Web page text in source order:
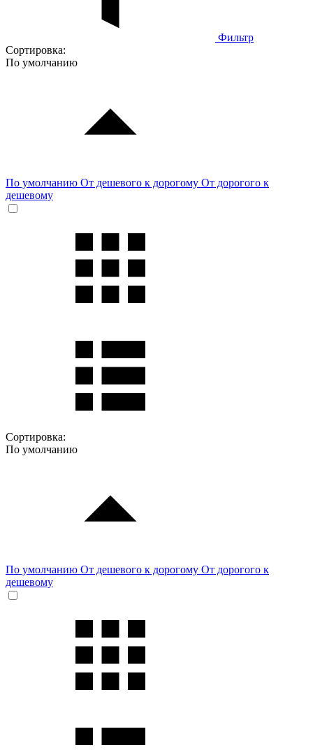
Фильтр
Сортировка:
По умолчанию
По умолчанию От дешевого к дорогому От дорогого к
дешевому
Сортировка:
По умолчанию
По умолчанию От дешевого к дорогому От дорогого к
дешевому